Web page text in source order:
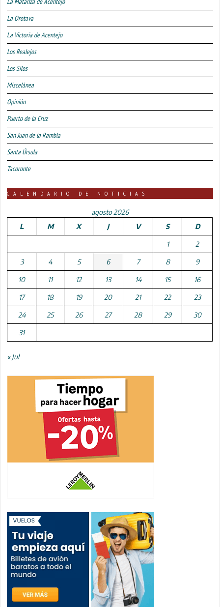
La Orotava
La Victoria de Acentejo
Los Realejos
Los Silos
Miscelánea
Opinión
Puerto de la Cruz
San Juan de la Rambla
Santa Úrsula
Tacoronte
CALENDARIO DE NOTICIAS
agosto 2026
L
M X J V S D
1 2
3 4 5 6 7 8 9
10 11 12 13 14 15 16
17 18 19 20 21 22 23
24 25 26 27 28 29 30
31
« Jul